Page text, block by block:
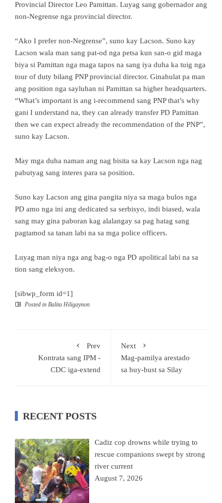
Provincial Director Leo Pamittan. Luyag sang gobernador ang
non-Negrense nga provincial director.
“Ako I prefer non-Negrense”, suno kay Lacson. Suno kay
Lacson wala man sang pat-od nga petsa kun san-o gid maga
biya si Pamittan nga maga tapos na sang iya duha ka tuig nga
tour of duty bilang PNP provincial director. Ginahulat pa man
ang position nga sayluhan ni Pamittan sa higher headquarters.
“What’s important is ang i-recommend sang PNP that’s why
gani I understand na, they can already transfer PD Pamittan
then we can expect already the recommendation of the PNP”,
suno kay Lacson.
May mga duha naman ang nag bisita sa kay Lacson nga nag
pabutyag sang interes para sa position.
Suno kay Lacson ang gina pangita niya sa maga bulos nga
PD amo nga ini ang dedicated sa serbisyo, indi biased, wala
sang may gina paboran kag alalangay sa pag hatag sang
pagtamod sa tanan labi na sa mga police officers.
Luyag man niya nga ang bag-o nga PD apolitical labi na sa
tion sang eleksyon.
[sibwp_form id=1]
Posted in Balita Hiligaynon
Prev
Kontrata sang IPM -
CDC iga-extend
Next
Mag-pamilya arestado
sa buy-bust sa Silay
RECENT POSTS
Cadiz cop drowns while trying to
rescue companions swept by strong
river current
August 7, 2026